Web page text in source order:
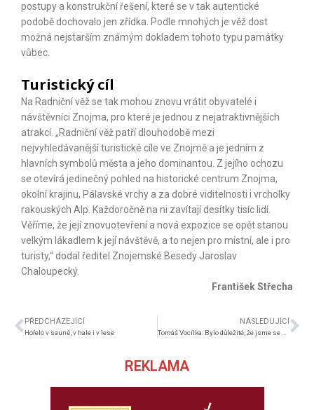
postupy a konstrukční řešení, které se v tak autentické
podobě dochovalo jen zřídka. Podle mnohých je věž dost
možná nejstarším známým dokladem tohoto typu památky
vůbec.
Turistický cíl
Na Radniční věž se tak mohou znovu vrátit obyvatelé i
návštěvníci Znojma, pro které je jednou z nejatraktivnějších
atrakcí. „Radniční věž patří dlouhodobě mezi
nejvyhledávanější turistické cíle ve Znojmě a je jedním z
hlavních symbolů města a jeho dominantou. Z jejího ochozu
se otevírá jedinečný pohled na historické centrum Znojma,
okolní krajinu, Pálavské vrchy a za dobré viditelnosti i vrcholky
rakouských Alp. Každoročně na ni zavítají desítky tisíc lidí.
Věříme, že její znovuotevření a nová expozice se opět stanou
velkým lákadlem k její návštěvě, a to nejen pro místní, ale i pro
turisty,“ dodal ředitel Znojemské Besedy Jaroslav
Chaloupecký.
František Střecha
PŘEDCHÁZEJÍCÍ
Hořelo v sauně, v hale i v lese
NÁSLEDUJÍCÍ
REKLAMA